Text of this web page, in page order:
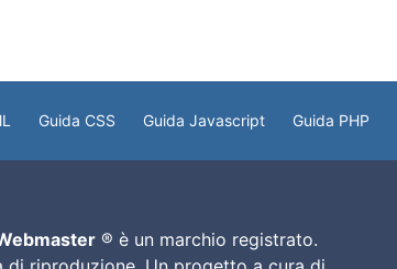
Guida CSS Guida Javascript Guida PHP
® è un marchio registrato.